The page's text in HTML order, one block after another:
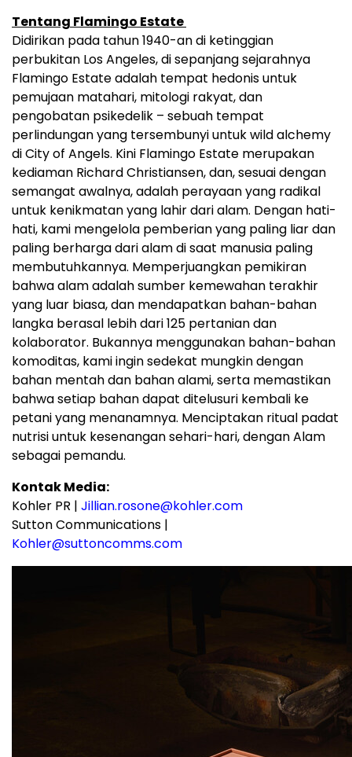
Tentang Flamingo Estate
Didirikan pada tahun 1940-an di ketinggian
perbukitan Los Angeles, di sepanjang sejarahnya
Flamingo Estate adalah tempat hedonis untuk
pemujaan matahari, mitologi rakyat, dan
pengobatan psikedelik – sebuah tempat
perlindungan yang tersembunyi untuk wild alchemy
di City of Angels. Kini Flamingo Estate merupakan
kediaman Richard Christiansen, dan, sesuai dengan
semangat awalnya, adalah perayaan yang radikal
untuk kenikmatan yang lahir dari alam. Dengan hati-
hati, kami mengelola pemberian yang paling liar dan
paling berharga dari alam di saat manusia paling
membutuhkannya. Memperjuangkan pemikiran
bahwa alam adalah sumber kemewahan terakhir
yang luar biasa, dan mendapatkan bahan-bahan
langka berasal lebih dari 125 pertanian dan
kolaborator. Bukannya menggunakan bahan-bahan
komoditas, kami ingin sedekat mungkin dengan
bahan mentah dan bahan alami, serta memastikan
bahwa setiap bahan dapat ditelusuri kembali ke
petani yang menanamnya. Menciptakan ritual padat
nutrisi untuk kesenangan sehari-hari, dengan Alam
sebagai pemandu.
Kontak Media:
Kohler PR | Jillian.rosone@kohler.com
Sutton Communications |
Kohler@suttoncomms.com